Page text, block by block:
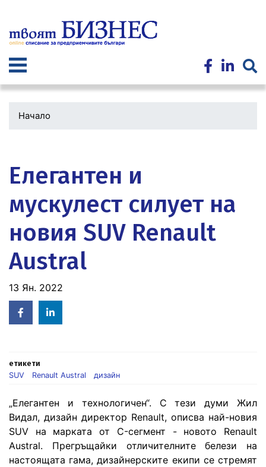
към
основното
Начало
Елегантен и
мускулест силует на
новия SUV Renault
Austral
13 Ян. 2022
Facebook
in
етикети
SUV
Renault Austral дизайн
„Елегантен и технологичен“. С тези думи Жил
Видал, дизайн директор Renault, описва най-новия
SUV на марката от C-сегмент - новото Renault
Austral. Прегръщайки отличителните белези на
настоящата гама, дизайнерските екипи се стремят